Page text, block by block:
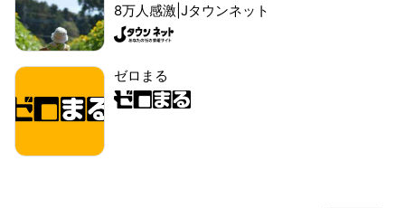
8万人感激|Jタウンネット
ゼロまる